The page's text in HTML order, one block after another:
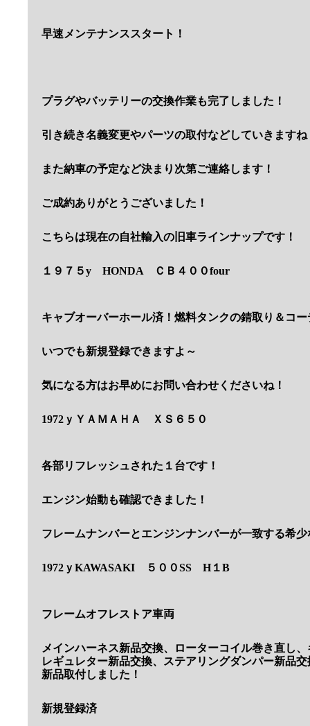
早速メンテナンススタート！
プラグやバッテリーの交換作業も完了しました！
引き続き名義変更やパーツの取付などしていきますね
また納車の予定など決まり次第ご連絡します！
ご成約ありがとうございました！
こちらは現在の自社輸入の旧車ラインナップです！
１９７５y HONDA ＣＢ４００four
キャブオーバーホール済！燃料タンクの錆取り＆コ
いつでも新規登録できますよ～
気になる方はお早めにお問い合わせくださいね！
1972ｙＹＡＭＡＨＡ ＸＳ６５０
各部リフレッシュされた１台です！
エンジン始動も確認できました！
フレームナンバーとエンジンナンバーが一致する希
1972ｙKAWASAKI ５００SS H１B
フレームオフレストア車両
メインハーネス新品交換、ローターコイル巻き直し
レギュレター新品交換、ステアリングダンパー新品
新品取付しました！
新規登録済